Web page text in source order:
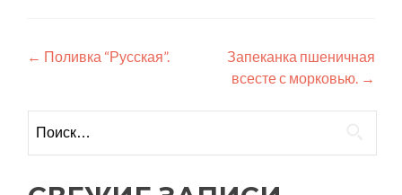
Навигация
записям
← Поливка “Русская”.
Запеканка пшеничная
всесте с морковью. →